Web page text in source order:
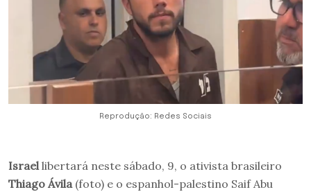
Reprodução: Redes Sociais
Israellibertará neste sábado, 9, o ativista brasileiro
Thiago Ávila(foto) e o espanhol-palestino Saif Abu